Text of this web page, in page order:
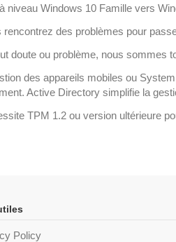
niveau Windows 10 Famille vers
rencontrez des problèmes pour
doute ou problème, nous sommes
des appareils mobiles ou
Active Directory simplifie la
TPM 1.2 ou version ultérieure
Policy